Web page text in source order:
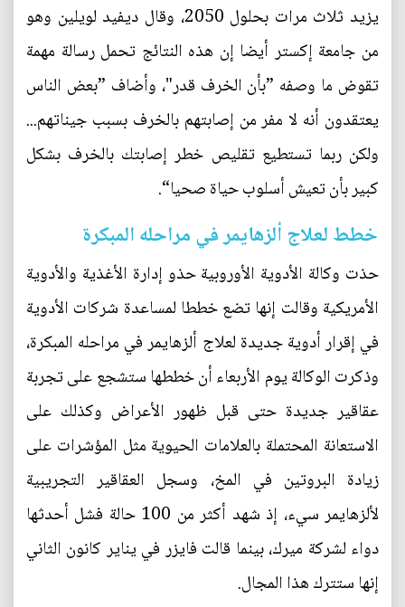
يزيد ثلاث مرات بحلول 2050، وقال ديفيد لويلين وهو
من جامعة إكستر أيضا إن هذه النتائج تحمل رسالة مهمة
تقوض ما وصفه ”بأن الخرف قدر"، وأضاف ”بعض الناس
يعتقدون أنه لا مفر من إصابتهم بالخرف بسبب جيناتهم...
ولكن ربما تستطيع تقليص خطر إصابتك بالخرف بشكل
كبير بأن تعيش أسلوب حياة صحيا“.
خطط لعلاج ألزهايمر في مراحله المبكرة
حذت وكالة الأدوية الأوروبية حذو إدارة الأغذية والأدوية
الأمريكية وقالت إنها تضع خططا لمساعدة شركات الأدوية
في إقرار أدوية جديدة لعلاج ألزهايمر في مراحله المبكرة،
وذكرت الوكالة يوم الأربعاء أن خططها ستشجع على تجربة
عقاقير جديدة حتى قبل ظهور الأعراض وكذلك على
الاستعانة المحتملة بالعلامات الحيوية مثل المؤشرات على
زيادة البروتين في المخ، وسجل العقاقير التجريبية
لألزهايمر سيء، إذ شهد أكثر من 100 حالة فشل أحدثها
دواء لشركة ميرك، بينما قالت فايزر في يناير كانون الثاني
إنها ستترك هذا المجال.